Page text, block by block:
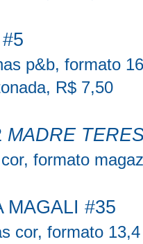
p&b, formato
R$ 7,50
MADRE
formato
MAGALI #35
cor, formato